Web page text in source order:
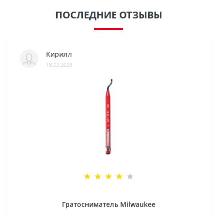
ПОСЛЕДНИЕ ОТЗЫВЫ
Кирилл
18.02.2023
Гратосниматель Milwaukee